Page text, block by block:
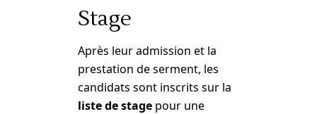
Stage
Après leur admission et la
prestation de serment, les
candidats sont inscrits sur la
liste de stage pour une